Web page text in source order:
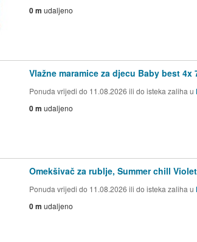
0 m udaljeno
Vlažne maramice za djecu Baby best 4x
Ponuda vrijedi do 11.08.2026 ili do isteka zaliha u
0 m udaljeno
Omekšivač za rublje, Summer chill
Ponuda vrijedi do 11.08.2026 ili do isteka zaliha u
0 m udaljeno